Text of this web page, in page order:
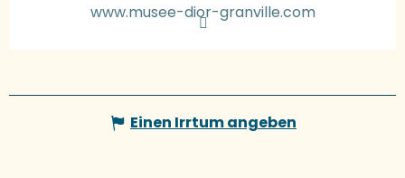
www.musee-dior-granville.com
Einen Irrtum angeben